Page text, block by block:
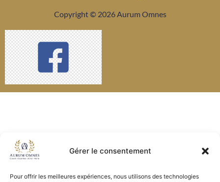
Gérer le consentement
Pour offrir les meilleures expériences, nous utilisons des technologies
Copyright © 2026 Aurum Omnes